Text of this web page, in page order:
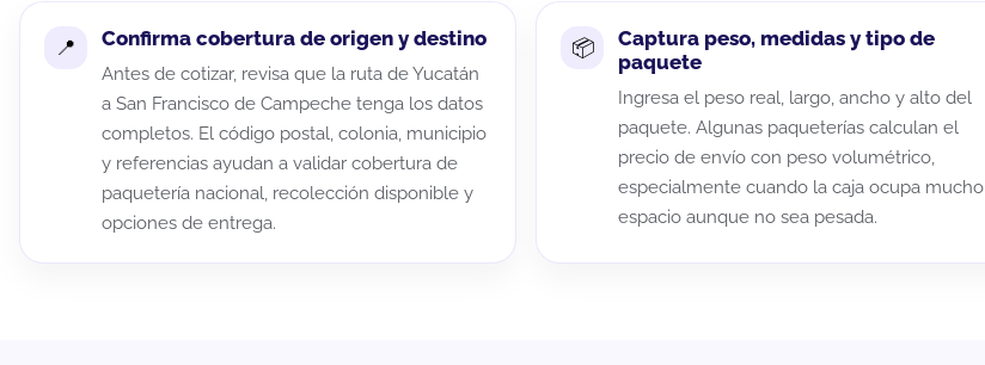
Confirma cobertura de origen y destino
Antes de cotizar, revisa que la ruta de Yucatán
a San Francisco de Campeche tenga los datos
completos. El código postal, colonia, municipio
y referencias ayudan a validar cobertura de
paquetería nacional, recolección disponible y
opciones de entrega.
Captura peso, medidas y tipo de
paquete
Ingresa el peso real, largo, ancho y alto del
paquete. Algunas paqueterías calculan el
precio de envío con peso volumétrico,
especialmente cuando la caja ocupa mucho
espacio aunque no sea pesada.